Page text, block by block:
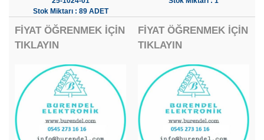
Stok Miktarı : 89 ADET
FİYAT ÖĞRENMEK İÇİN
TIKLAYIN
FİYAT ÖĞRENMEK İÇİN
TIKLAYIN